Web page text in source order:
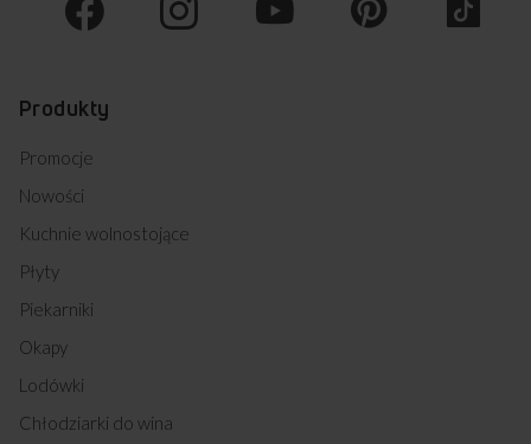
Produkty
Promocje
Nowości
Kuchnie wolnostojące
Płyty
Piekarniki
Okapy
Lodówki
Chłodziarki do wina